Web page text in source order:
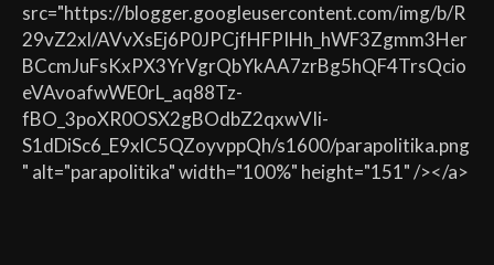
src="https://blogger.googleusercontent.com/img/b/R
29vZ2xl/AVvXsEj6P0JPCjfHFPIHh_hWF3Zgmm3Her
BCcmJuFsKxPX3YrVgrQbYkAA7zrBg5hQF4TrsQcio
eVAvoafwWE0rL_aq88Tz-
fBO_3poXR0OSX2gBOdbZ2qxwVIi-
S1dDiSc6_E9xlC5QZoyvppQh/s1600/parapolitika.png
" alt="parapolitika" width="100%" height="151" /></a>